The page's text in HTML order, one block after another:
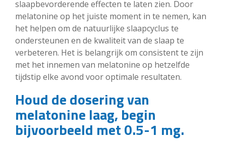
slaapbevorderende effecten te laten zien. Door
melatonine op het juiste moment in te nemen, kan
het helpen om de natuurlijke slaapcyclus te
ondersteunen en de kwaliteit van de slaap te
verbeteren. Het is belangrijk om consistent te zijn
met het innemen van melatonine op hetzelfde
tijdstip elke avond voor optimale resultaten.
Houd de dosering van
melatonine laag, begin
bijvoorbeeld met 0.5-1 mg.